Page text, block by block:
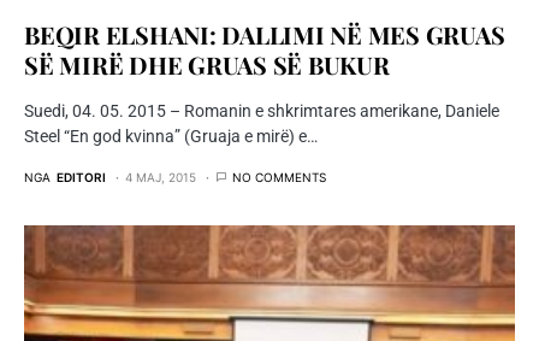
BEQIR ELSHANI: DALLIMI NË MES GRUAS
SË MIRË DHE GRUAS SË BUKUR
Suedi, 04. 05. 2015 – Romanin e shkrimtares amerikane, Daniele
Steel “En god kvinna” (Gruaja e mirë) e…
NGA EDITORI 4 MAJ, 2015 NO COMMENTS